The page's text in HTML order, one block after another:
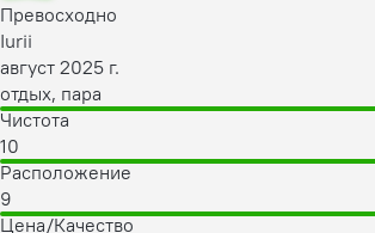
Превосходно
Iurii
август 2025 г.
отдых, пара
Чистота
10
Расположение
9
Цена/Качество